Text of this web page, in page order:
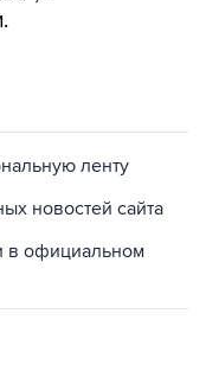
новостей сайта
в официальном